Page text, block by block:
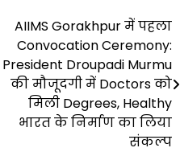
AIIMS Gorakhpur में पहला
Convocation Ceremony:
President Droupadi Murmu
की मौजूदगी में Doctors को
मिली Degrees, Healthy
भारत के निर्माण का लिया
संकल्प